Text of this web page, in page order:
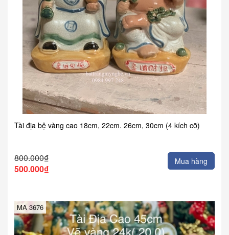
Tài địa bệ vàng cao 18cm, 22cm. 26cm, 30cm (4 kích cỡ)
800.000₫
500.000₫
Mua hàng
MA 3676